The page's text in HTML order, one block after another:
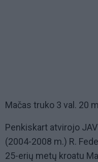
Mačas truko 3 val. 20
Penkiskart atvirojo
(2004-2008 m.) R.
25-erių metų kroatu